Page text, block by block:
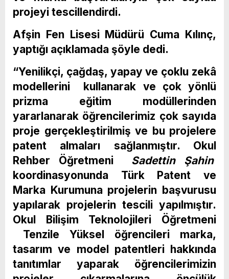
projeyi tescillendirdi.
Afşin Fen Lisesi Müdürü Cuma Kılınç,
yaptığı açıklamada şöyle dedi.
“Yenilikçi, çağdaş, yapay ve çoklu zekâ
modellerini kullanarak ve çok yönlü
prizma eğitim modüllerinden
yararlanarak öğrencilerimiz çok sayıda
proje gerçekleştirilmiş ve bu projelere
patent almaları sağlanmıştır. Okul
Rehber Öğretmeni Sadettin Şahin
koordinasyonunda Türk Patent ve
Marka Kurumuna projelerin başvurusu
yapılarak projelerin tescili yapılmıştır.
Okul Bilişim Teknolojileri Öğretmeni
Tenzile Yüksel öğrencileri marka,
tasarım ve model patentleri hakkında
tanıtımlar yaparak öğrencilerimizin